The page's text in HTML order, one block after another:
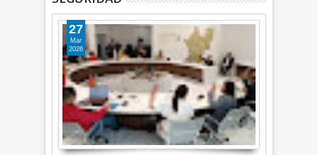
27
Mar
2026